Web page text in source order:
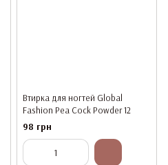
Втирка для ногтей Global
Fashion Pea Cock Powder 12
98 грн